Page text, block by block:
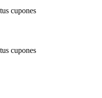
cupones
cupones